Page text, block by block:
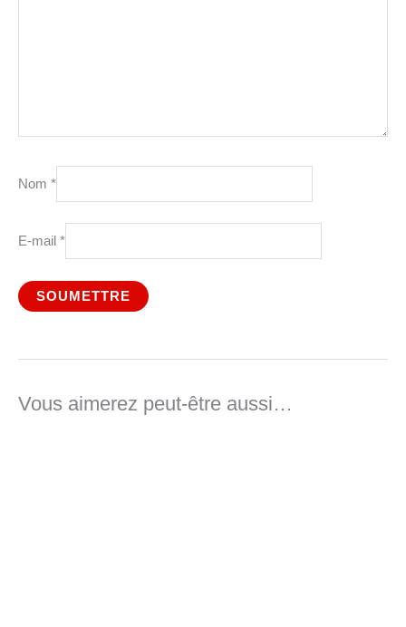
Nom *
E-mail *
Vous aimerez peut-être aussi…